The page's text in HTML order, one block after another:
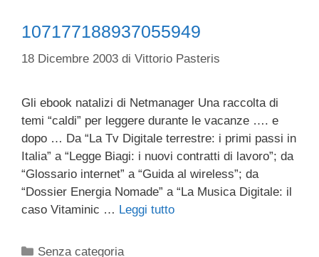
107177188937055949
18 Dicembre 2003 di Vittorio Pasteris
Gli ebook natalizi di Netmanager Una raccolta di
temi “caldi” per leggere durante le vacanze …. e
dopo … Da “La Tv Digitale terrestre: i primi passi in
Italia” a “Legge Biagi: i nuovi contratti di lavoro”; da
“Glossario internet” a “Guida al wireless”; da
“Dossier Energia Nomade” a “La Musica Digitale: il
caso Vitaminic … Leggi tutto
Categorie
Senza categoria